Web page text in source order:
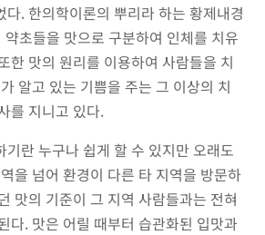
다. 한의학이론의 뿌리라 하는 황제내경
초들을 맛으로 구분하여 인체를 치유
한 맛의 원리를 이용하여 사람들을 치
알고 있는 기쁨을 주는 그 이상의 치
를 지니고 있다.
기란 누구나 쉽게 할 수 있지만 오래도
을 넘어 환경이 다른 타 지역을 방문하
맛의 기준이 그 지역 사람들과는 전혀
다. 맛은 어릴 때부터 습관화된 입맛과